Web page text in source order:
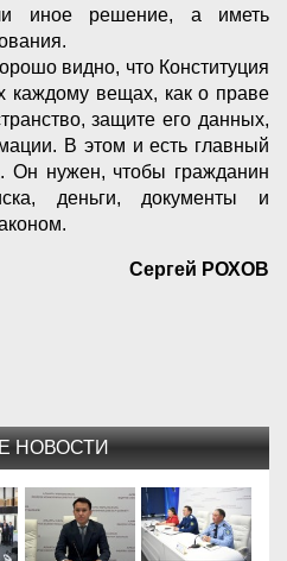
иное решение, а иметь
видно, что Конституция
каждому вещах, как о праве
защите его данных,
В этом и есть главный
Он нужен, чтобы гражданин
деньги, документы и
Сергей РОХОВ
НОВОСТИ